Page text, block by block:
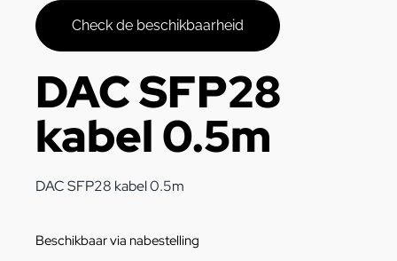
Check de beschikbaarheid
DAC SFP28
kabel 0.5m
DAC SFP28 kabel 0.5m
Beschikbaar via nabestelling